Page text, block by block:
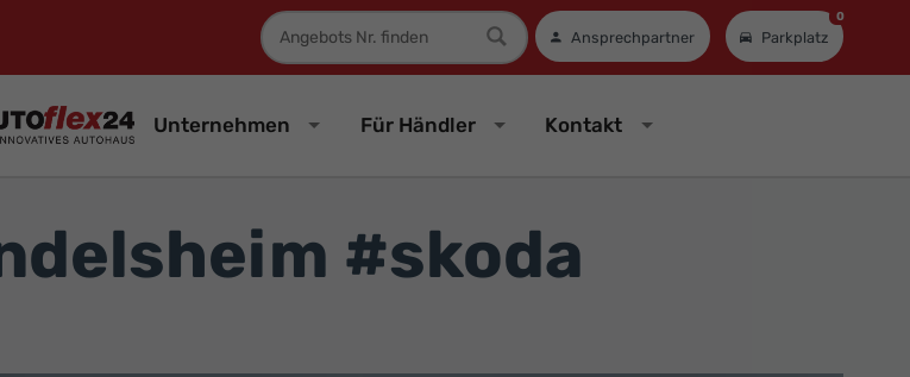
Fahrzeugnummer
Ansprechpartner Parkplatz
0
Unternehmen Für Händler Kontakt
#skoda